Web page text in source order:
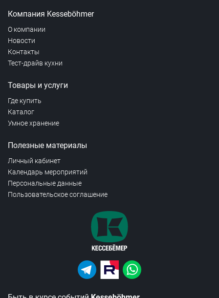
Компания Kesseböhmer
О компании
Новости
Контакты
Тест-драйв кухни
Товары и услуги
Где купить
Каталог
Умное хранение
Полезные материалы
Личный кабинет
Календарь мероприятий
Персональные данные
Пользовательское соглашение